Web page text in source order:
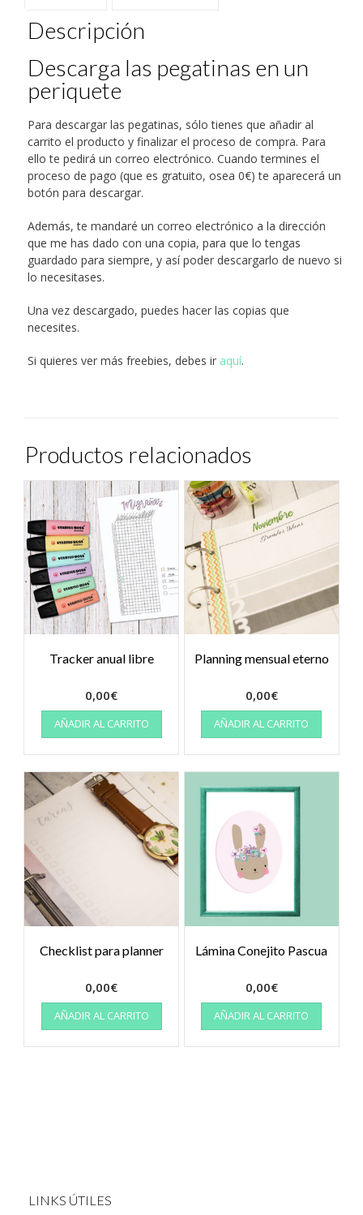
Descripción
Descarga las pegatinas en un
periquete
Para descargar las pegatinas, sólo tienes que añadir al
carrito el producto y finalizar el proceso de compra. Para
ello te pedirá un correo electrónico. Cuando termines el
proceso de pago (que es gratuito, osea 0€) te aparecerá un
botón para descargar.
Además, te mandaré un correo electrónico a la dirección
que me has dado con una copia, para que lo tengas
guardado para siempre, y así poder descargarlo de nuevo si
lo necesitases.
Una vez descargado, puedes hacer las copias que
necesites.
Si quieres ver más freebies, debes ir aquí.
Productos relacionados
Tracker anual libre
0,00€
AÑADIR AL CARRITO
Planning mensual eterno
0,00€
AÑADIR AL CARRITO
Checklist para planner
0,00€
AÑADIR AL CARRITO
Lámina Conejito Pascua
0,00€
AÑADIR AL CARRITO
LINKS ÚTILES